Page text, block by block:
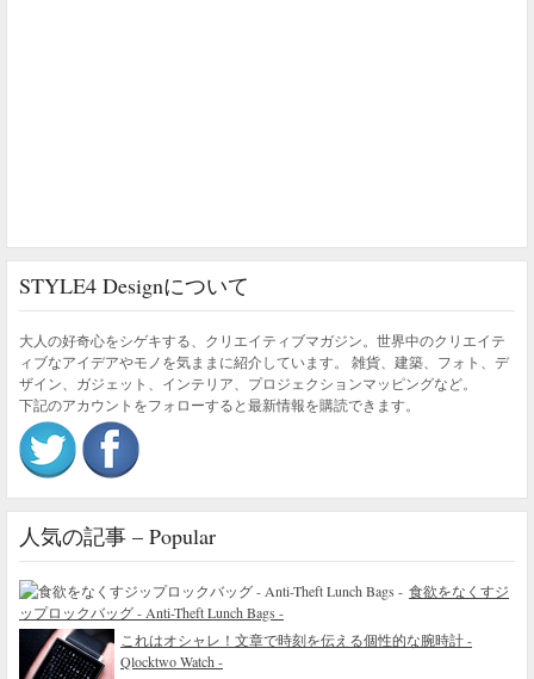
STYLE4 Designについて
大人の好奇心をシゲキする、クリエイティブマガジン。世界中のクリエイテ
ィブなアイデアやモノを気ままに紹介しています。 雑貨、建築、フォト、デ
ザイン、ガジェット、インテリア、プロジェクションマッピングなど。
下記のアカウントをフォローすると最新情報を購読できます。
人気の記事 – Popular
食欲をなくすジ
ップロックバッグ - Anti-Theft Lunch Bags -
これはオシャレ！文章で時刻を伝える個性的な腕時計 -
Qlocktwo Watch -